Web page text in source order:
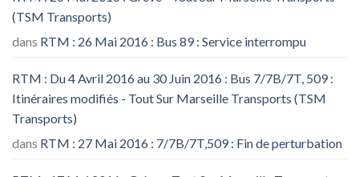
(TSM Transports)
dans RTM : 26 Mai 2016 : Bus 89 : Service interrompu
RTM : Du 4 Avril 2016 au 30 Juin 2016 : Bus 7/7B/7T, 509 :
Itinéraires modifiés - Tout Sur Marseille Transports (TSM
Transports)
dans RTM : 27 Mai 2016 : 7/7B/7T,509 : Fin de perturbation